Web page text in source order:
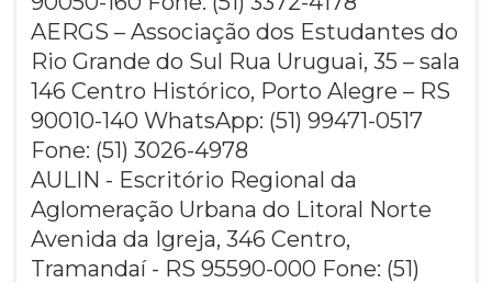
AERGS – Associação dos Estudantes do
Rio Grande do Sul Rua Uruguai, 35 – sala
146 Centro Histórico, Porto Alegre – RS
90010-140 WhatsApp: (51) 99471-0517
Fone: (51) 3026-4978
AULIN - Escritório Regional da
Aglomeração Urbana do Litoral Norte
Avenida da Igreja, 346 Centro,
Tramandaí - RS 95590-000 Fone: (51)